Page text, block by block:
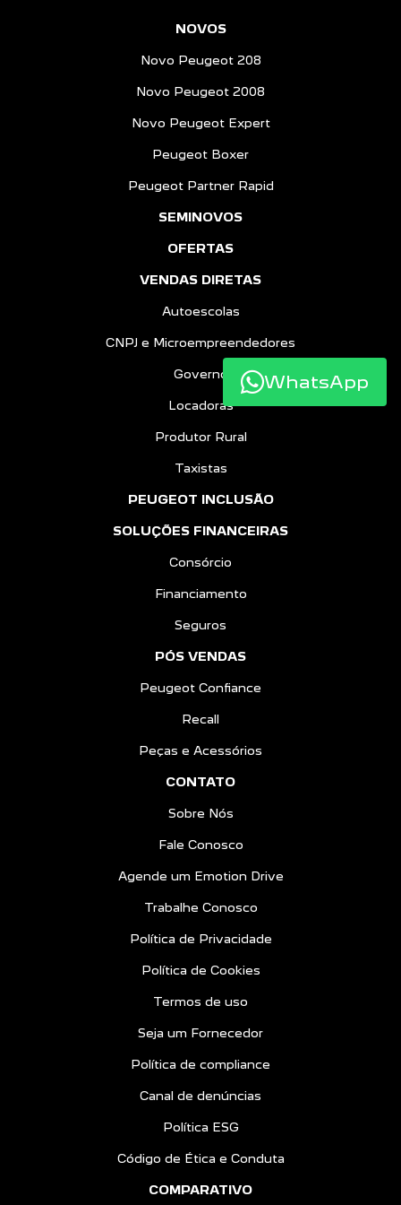
NOVOS
Novo Peugeot 208
Novo Peugeot 2008
Novo Peugeot Expert
Peugeot Boxer
Peugeot Partner Rapid
SEMINOVOS
OFERTAS
VENDAS DIRETAS
Autoescolas
CNPJ e Microempreendedores
Governo
Locadoras
Produtor Rural
Taxistas
PEUGEOT INCLUSÃO
SOLUÇÕES FINANCEIRAS
Consórcio
Financiamento
Seguros
PÓS VENDAS
Peugeot Confiance
Recall
Peças e Acessórios
CONTATO
Sobre Nós
Fale Conosco
Agende um Emotion Drive
Trabalhe Conosco
Política de Privacidade
Política de Cookies
Termos de uso
Seja um Fornecedor
Política de compliance
Canal de denúncias
Política ESG
Código de Ética e Conduta
COMPARATIVO
WhatsApp